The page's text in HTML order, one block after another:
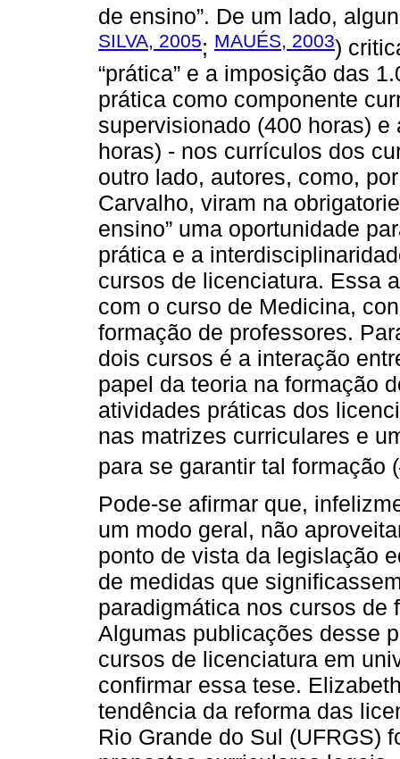
de ensino”. De um lado,
SILVA, 2005; MAUÉS, 2003)
“prática” e a imposição das
prática como componente
supervisionado (400 horas)
horas) - nos currículos dos
outro lado, autores, como,
Carvalho, viram na
ensino” uma oportunidade
prática e a
cursos de licenciatura. Essa
com o curso de Medicina,
formação de professores.
dois cursos é a interação
papel da teoria na formação
atividades práticas dos
nas matrizes curriculares e
para se garantir tal formação (
Pode-se afirmar que,
um modo geral, não
ponto de vista da legislação
de medidas que
paradigmática nos cursos de
Algumas publicações desse
cursos de licenciatura em
confirmar essa tese.
tendência da reforma das
Rio Grande do Sul (UFRGS)